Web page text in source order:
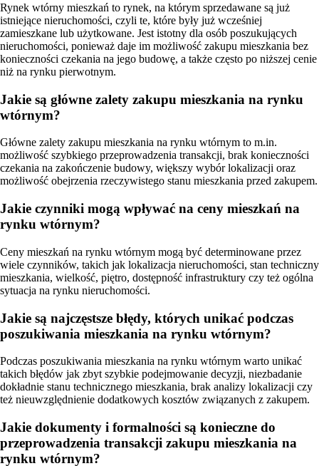
Rynek wtórny mieszkań to rynek, na którym sprzedawane są już
istniejące nieruchomości, czyli te, które były już wcześniej
zamieszkane lub użytkowane. Jest istotny dla osób poszukujących
nieruchomości, ponieważ daje im możliwość zakupu mieszkania bez
konieczności czekania na jego budowę, a także często po niższej cenie
niż na rynku pierwotnym.
Jakie są główne zalety zakupu mieszkania na rynku
wtórnym?
Główne zalety zakupu mieszkania na rynku wtórnym to m.in.
możliwość szybkiego przeprowadzenia transakcji, brak konieczności
czekania na zakończenie budowy, większy wybór lokalizacji oraz
możliwość obejrzenia rzeczywistego stanu mieszkania przed zakupem.
Jakie czynniki mogą wpływać na ceny mieszkań na
rynku wtórnym?
Ceny mieszkań na rynku wtórnym mogą być determinowane przez
wiele czynników, takich jak lokalizacja nieruchomości, stan techniczny
mieszkania, wielkość, piętro, dostępność infrastruktury czy też ogólna
sytuacja na rynku nieruchomości.
Jakie są najczęstsze błędy, których unikać podczas
poszukiwania mieszkania na rynku wtórnym?
Podczas poszukiwania mieszkania na rynku wtórnym warto unikać
takich błędów jak zbyt szybkie podejmowanie decyzji, niezbadanie
dokładnie stanu technicznego mieszkania, brak analizy lokalizacji czy
też nieuwzględnienie dodatkowych kosztów związanych z zakupem.
Jakie dokumenty i formalności są konieczne do
przeprowadzenia transakcji zakupu mieszkania na
rynku wtórnym?